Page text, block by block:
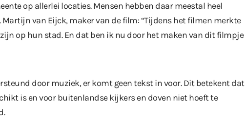
op allerlei locaties. Mensen hebben daar meestal heel
van Eijck, maker van de film: “Tijdens het filmen merkte
op hun stad. En dat ben ik nu door het maken van dit filmpje
door muziek, er komt geen tekst in voor. Dit betekent dat
is en voor buitenlandse kijkers en doven niet hoeft te